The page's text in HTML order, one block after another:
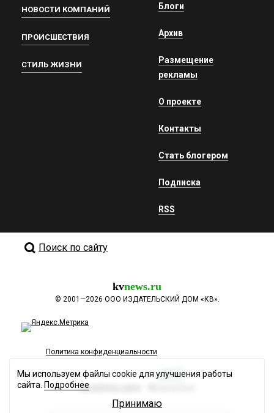
НОВОСТИ КОМПАНИЙ
ПРОИСШЕСТВИЯ
СТИЛЬ ЖИЗНИ
Блоги
Архив
Размещение
рекламы
О проекте
Контакты
Стать блогером
Подписка
RSS
Поиск по сайту
kvnews.ru
© 2001—2026 ООО ИЗДАТЕЛЬСКИЙ ДОМ «КВ».
Политика конфиденциальности
Разработка сайта
Мы используем файлы cookie для улучшения работы
сайта. Подробнее
Принимаю